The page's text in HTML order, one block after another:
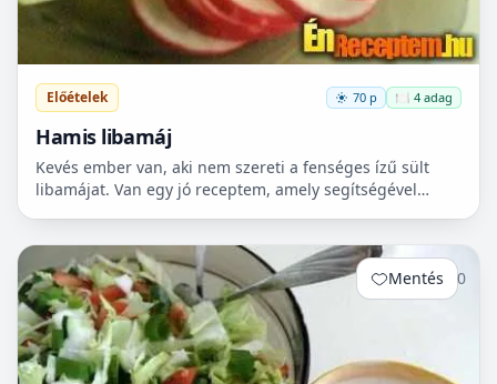
Előételek 70 p 🍽️ 4 adag
Hamis libamáj
Kevés ember van, aki nem szereti a fenséges ízű sült
libamájat. Van egy jó receptem, amely segítségével
Mentés 0